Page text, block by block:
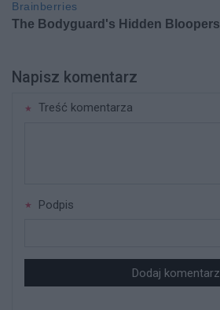
Napisz komentarz
Treść komentarza
Podpis
Dodaj komentarz